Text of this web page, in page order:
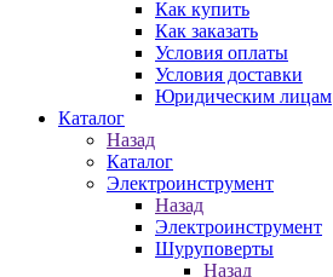
Как купить
Как заказать
Условия оплаты
Условия доставки
Юридическим лицам
Каталог
Назад
Каталог
Электроинструмент
Назад
Электроинструмент
Шуруповерты
Назад